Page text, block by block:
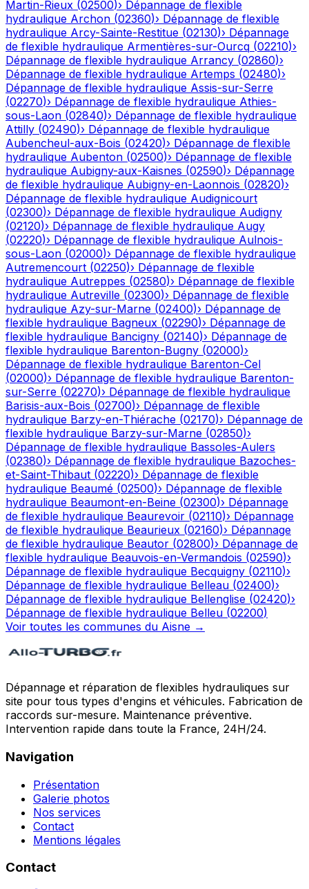
Martin-Rieux (02500)› Dépannage de flexible
hydraulique Archon (02360)› Dépannage de flexible
hydraulique Arcy-Sainte-Restitue (02130)› Dépannage
de flexible hydraulique Armentières-sur-Ourcq (02210)›
Dépannage de flexible hydraulique Arrancy (02860)›
Dépannage de flexible hydraulique Artemps (02480)›
Dépannage de flexible hydraulique Assis-sur-Serre
(02270)› Dépannage de flexible hydraulique Athies-
sous-Laon (02840)› Dépannage de flexible hydraulique
Attilly (02490)› Dépannage de flexible hydraulique
Aubencheul-aux-Bois (02420)› Dépannage de flexible
hydraulique Aubenton (02500)› Dépannage de flexible
hydraulique Aubigny-aux-Kaisnes (02590)› Dépannage
de flexible hydraulique Aubigny-en-Laonnois (02820)›
Dépannage de flexible hydraulique Audignicourt
(02300)› Dépannage de flexible hydraulique Audigny
(02120)› Dépannage de flexible hydraulique Augy
(02220)› Dépannage de flexible hydraulique Aulnois-
sous-Laon (02000)› Dépannage de flexible hydraulique
Autremencourt (02250)› Dépannage de flexible
hydraulique Autreppes (02580)› Dépannage de flexible
hydraulique Autreville (02300)› Dépannage de flexible
hydraulique Azy-sur-Marne (02400)› Dépannage de
flexible hydraulique Bagneux (02290)› Dépannage de
flexible hydraulique Bancigny (02140)› Dépannage de
flexible hydraulique Barenton-Bugny (02000)›
Dépannage de flexible hydraulique Barenton-Cel
(02000)› Dépannage de flexible hydraulique Barenton-
sur-Serre (02270)› Dépannage de flexible hydraulique
Barisis-aux-Bois (02700)› Dépannage de flexible
hydraulique Barzy-en-Thiérache (02170)› Dépannage de
flexible hydraulique Barzy-sur-Marne (02850)›
Dépannage de flexible hydraulique Bassoles-Aulers
(02380)› Dépannage de flexible hydraulique Bazoches-
et-Saint-Thibaut (02220)› Dépannage de flexible
hydraulique Beaumé (02500)› Dépannage de flexible
hydraulique Beaumont-en-Beine (02300)› Dépannage
de flexible hydraulique Beaurevoir (02110)› Dépannage
de flexible hydraulique Beaurieux (02160)› Dépannage
de flexible hydraulique Beautor (02800)› Dépannage de
flexible hydraulique Beauvois-en-Vermandois (02590)›
Dépannage de flexible hydraulique Becquigny (02110)›
Dépannage de flexible hydraulique Belleau (02400)›
Dépannage de flexible hydraulique Bellenglise (02420)›
Dépannage de flexible hydraulique Belleu (02200)
Voir toutes les communes du Aisne →
Dépannage et réparation de flexibles hydrauliques sur
site pour tous types d'engins et véhicules. Fabrication de
raccords sur-mesure. Maintenance préventive.
Intervention rapide dans toute la France, 24H/24.
Navigation
Présentation
Galerie photos
Nos services
Contact
Mentions légales
Contact